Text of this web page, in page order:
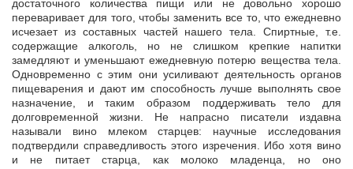
достаточного количества пищи или не довольно хорошо
переваривает для того, чтобы заменить все то, что ежедневно
исчезает из составных частей нашего тела. Спиртные, т.е.
содержащие алкоголь, но не слишком крепкие напитки
замедляют и уменьшают ежедневную потерю вещества тела.
Одновременно с этим они усиливают деятельность органов
пищеварения и дают им способность лучше выполнять свое
назначение, и таким образом поддерживать тело для
долговременной жизни. Не напрасно писатели издавна
называли вино млеком старцев: научные исследования
подтвердили справедливость этого изречения. Ибо хотя вино
и не питает старца, как молоко младенца, но оно